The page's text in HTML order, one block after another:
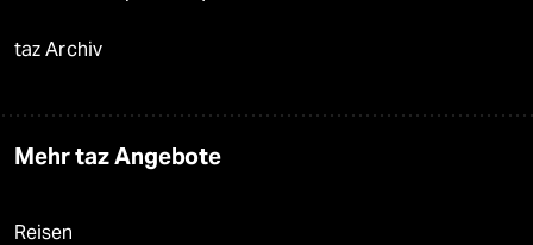
taz Archiv
Mehr taz Angebote
Reisen